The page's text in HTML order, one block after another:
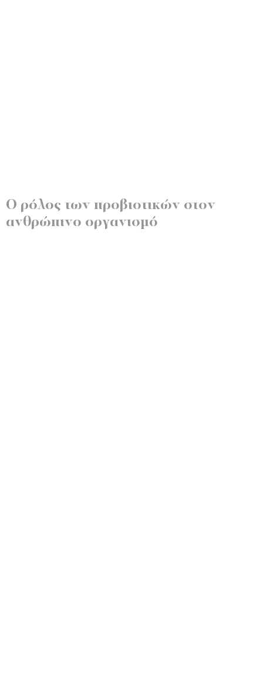
Ο ρόλος των προβιοτικών στον
ανθρώπινο οργανισμό